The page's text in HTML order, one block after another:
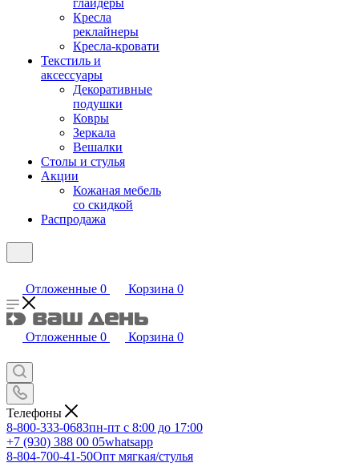
глайдеры
Кресла
реклайнеры
Кресла-кровати
Текстиль и
аксессуары
Декоративные
подушки
Ковры
Зеркала
Вешалки
Столы и стулья
Акции
Кожаная мебель
со скидкой
Распродажа
Отложенные 0 Корзина 0
Отложенные 0 Корзина 0
Телефоны
8-800-333-0683пн-пт с 8:00 до 17:00
+7 (930) 388 00 05whatsapp
8-804-700-41-50Опт мягкая/стулья